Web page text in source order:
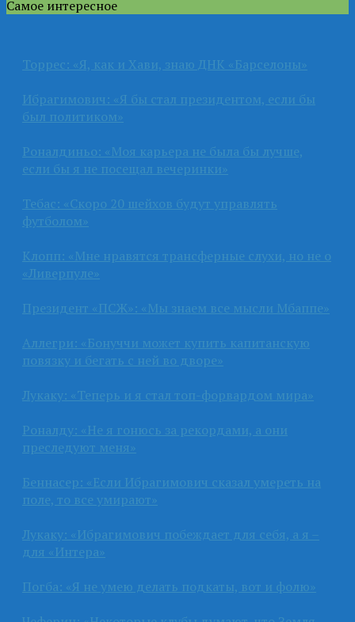
Самое интересное
Торрес: «Я, как и Хави, знаю ДНК «Барселоны»
Ибрагимович: «Я бы стал президентом, если бы
был политиком»
Роналдиньо: «Моя карьера не была бы лучше,
если бы я не посещал вечеринки»
Тебас: «Скоро 20 шейхов будут управлять
футболом»
Клопп: «Мне нравятся трансферные слухи, но не о
«Ливерпуле»
Президент «ПСЖ»: «Мы знаем все мысли Мбаппе»
Аллегри: «Бонуччи может купить капитанскую
повязку и бегать с ней во дворе»
Лукаку: «Теперь и я стал топ-форвардом мира»
Роналду: «Не я гонюсь за рекордами, а они
преследуют меня»
Беннасер: «Если Ибрагимович сказал умереть на
поле, то все умирают»
Лукаку: «Ибрагимович побеждает для себя, а я –
для «Интера»
Погба: «Я не умею делать подкаты, вот и фолю»